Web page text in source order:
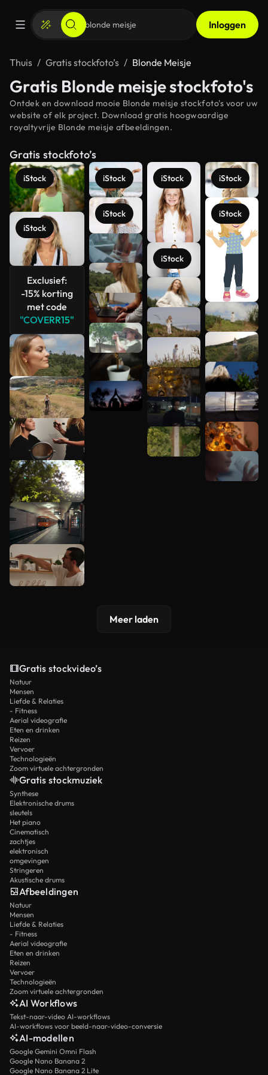
Inloggen
Thuis Gratis stockfoto’s Blonde Meisje
Gratis Blonde meisje stockfoto's
Ontdek en download mooie Blonde meisje stockfoto's voor uw
website of elk project. Download gratis hoogwaardige
royaltyvrije Blonde meisje afbeeldingen.
Gratis stockfoto’s
iStock
iStock
Exclusief:
-15% korting
met code
"COVERR15"
iStock
iStock
iStock
iStock
iStock
iStock
Meer
bekijken
Meer laden
Gratis stockvideo’s
Natuur
Mensen
Liefde & Relaties
- Fitness
Aerial videografie
Eten en drinken
Reizen
Vervoer
Technologieën
Zoom virtuele achtergronden
Gratis stockmuziek
Synthese
Elektronische drums
sleutels
Het piano
Cinematisch
zachtjes
elektronisch
omgevingen
Stringeren
Akustische drums
Afbeeldingen
Natuur
Mensen
Liefde & Relaties
- Fitness
Aerial videografie
Eten en drinken
Reizen
Vervoer
Technologieën
Zoom virtuele achtergronden
AI Workflows
Tekst-naar-video AI-workflows
AI-workflows voor beeld-naar-video-conversie
AI-modellen
Google Gemini Omni Flash
Google Nano Banana 2
Google Nano Banana 2 Lite